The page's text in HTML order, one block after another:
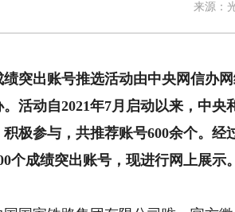
来源：
出账号推选活动由中央网信办网
活动自2021年7月启动以来，中
极参与，共推荐账号600余个。
个成绩突出账号，现进行网上展示。